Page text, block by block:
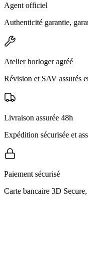
Agent officiel
Authenticité garantie,
Atelier horloger agréé
Révision et SAV assurés
Livraison assurée 48h
Expédition sécurisée et
Paiement sécurisé
Carte bancaire 3D